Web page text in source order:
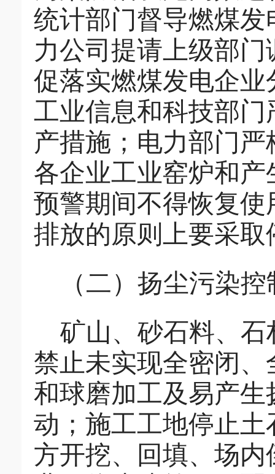
统计部门督导燃煤
力公司提请上级部
促落实燃煤发电企
工业信息和科技部
产措施 ； 电力部门
各企业工业窑炉和
预警期间不得恢复
排放的原则上要采取
（二）扬尘污染
矿山、砂石料、
禁止未实现全密闭
和球磨加工及易产
动 ；施工工地停止
方开挖、回填、场